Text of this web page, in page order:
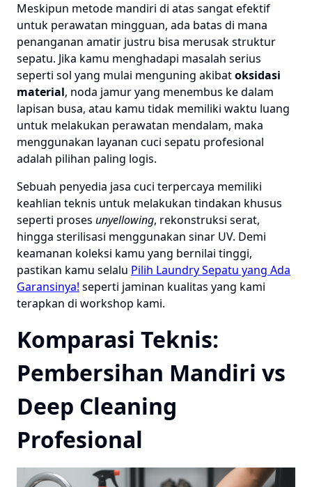
Meskipun metode mandiri di atas sangat efektif
untuk perawatan mingguan, ada batas di mana
penanganan amatir justru bisa merusak struktur
sepatu. Jika kamu menghadapi masalah serius
seperti sol yang mulai menguning akibatoksidasi
material, noda jamur yang menembus ke dalam
lapisan busa, atau kamu tidak memiliki waktu luang
untuk melakukan perawatan mendalam, maka
menggunakan layanan cuci sepatu profesional
adalah pilihan paling logis.
Sebuah penyedia jasa cuci terpercaya memiliki
keahlian teknis untuk melakukan tindakan khusus
seperti proses unyellowing, rekonstruksi serat,
hingga sterilisasi menggunakan sinar UV. Demi
keamanan koleksi kamu yang bernilai tinggi,
pastikan kamu selalu Pilih Laundry Sepatu yang Ada
Garansinya! seperti jaminan kualitas yang kami
terapkan di workshop kami.
Komparasi Teknis:
Pembersihan Mandiri vs
Deep Cleaning
Profesional